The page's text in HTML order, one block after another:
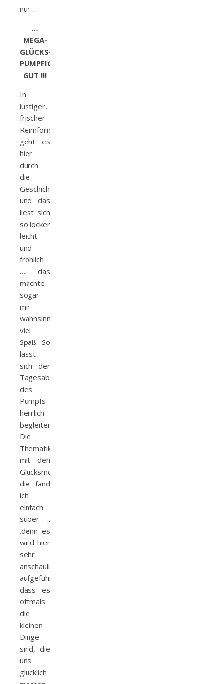
nur …
…
MEGA-
GLÜCKS-
PUMPFIG-
GUT !!!
In
lustiger,
frischer
Reimform
geht es
hier
durch
die
Geschichte
und das
liest sich
so locker
leicht
und
fröhlich
… das
machte
sogar
mir
wahnsinnig
viel
Spaß. So
lässt
sich der
Tagesablauf
des
Pumpfs
herrlich
begleiten.
Die
Thematik
mit den
Glücksmomenten,
die fand
ich
einfach
super ..
.denn es
wird hier
sehr
anschaulich
aufgeführt,
dass es
oftmals
die
kleinen
Dinge
sind, die
uns
glücklich